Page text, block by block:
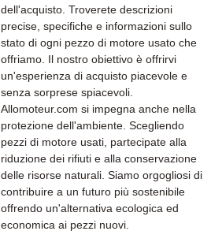
dell'acquisto. Troverete descrizioni
precise, specifiche e informazioni sullo
stato di ogni pezzo di motore usato che
offriamo. Il nostro obiettivo è offrirvi
un'esperienza di acquisto piacevole e
senza sorprese spiacevoli.
Allomoteur.com si impegna anche nella
protezione dell'ambiente. Scegliendo
pezzi di motore usati, partecipate alla
riduzione dei rifiuti e alla conservazione
delle risorse naturali. Siamo orgogliosi di
contribuire a un futuro più sostenibile
offrendo un'alternativa ecologica ed
economica ai pezzi nuovi.